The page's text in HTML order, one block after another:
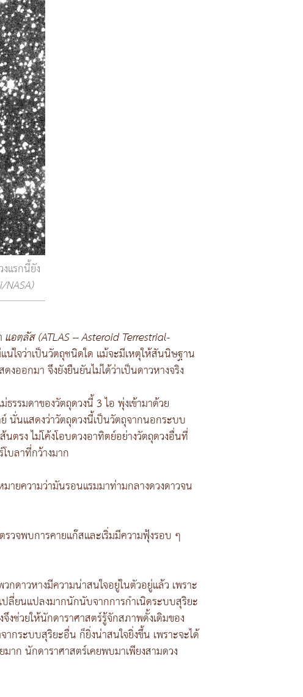
แรกนี้ยัง
แอตลัส (ATLAS -- Asteroid Terrestrial-
ใจว่าเป็นวัตถุชนิดใด แม้จะมีเหตุให้สันนิษฐาน
ดงออกมา จึงยังยืนยันไม่ได้ว่าเป็นดาวหางจริง
รรมดาของวัตถุดวงนี้ 3 ไอ พุ่งเข้ามาด้วย
นั่นแสดงว่าวัตถุดวงนี้เป็นวัตถุจากนอกระบบ
นตรง ไม่โค้งโอบดวงอาทิตย์อย่างวัตถุดวงอื่นที่
บลาที่กว้างมาก
ายความว่ามันรอนแรมมาท่ามกลางดวงดาวจน
วจพบการคายแก๊สและเริ่มมีความฟุ้งรอบ ๆ
ดาวหางมีความน่าสนใจอยู่ในตัวอยู่แล้ว เพราะ
ลี่ยนแปลงมากนักนับจากการกำเนิดระบบสุริยะ
ช่วยให้นักดาราศาสตร์รู้จักสภาพดั้งเดิมของ
ากระบบสุริยะอื่น ก็ยิ่งน่าสนใจยิ่งขึ้น เพราะจะได้
ก นักดาราศาสตร์เคยพบมาเพียงสามดวง